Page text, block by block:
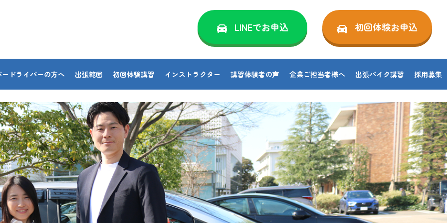
LINEでお申込 初回体験お申込
ドライバーの方へ 出張範囲 初回体験講習 インストラクター 講習体験者の声 企業ご担当者様へ 出張バイク講習 採用募集